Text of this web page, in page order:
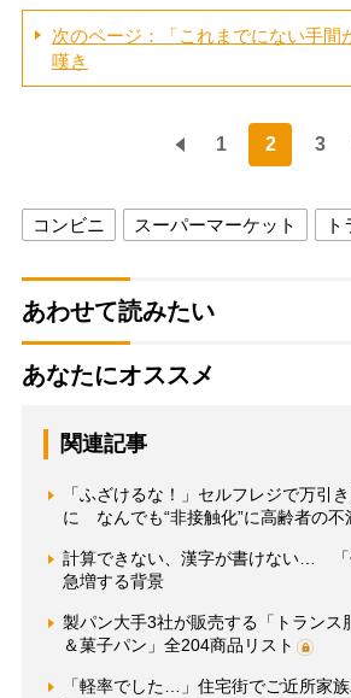
次のページ：「これまでにない手間
嘆き
1 2 3
コンビニ スーパーマーケット
あわせて読みたい
あなたにオススメ
関連記事
「ふざけるな！」セルフレジで万引
に なんでも“非接触化”に高齢者の不
計算できない、漢字が書けない… 「
急増する背景
製パン大手3社が販売する「トランス
＆菓子パン」全204商品リスト
「軽率でした…」住宅街でご近所家